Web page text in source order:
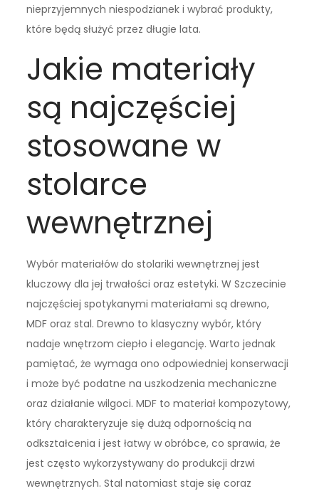
nieprzyjemnych niespodzianek i wybrać produkty,
które będą służyć przez długie lata.
Jakie materiały
są najczęściej
stosowane w
stolarce
wewnętrznej
Wybór materiałów do stolariki wewnętrznej jest
kluczowy dla jej trwałości oraz estetyki. W Szczecinie
najczęściej spotykanymi materiałami są drewno,
MDF oraz stal. Drewno to klasyczny wybór, który
nadaje wnętrzom ciepło i elegancję. Warto jednak
pamiętać, że wymaga ono odpowiedniej konserwacji
i może być podatne na uszkodzenia mechaniczne
oraz działanie wilgoci. MDF to materiał kompozytowy,
który charakteryzuje się dużą odpornością na
odkształcenia i jest łatwy w obróbce, co sprawia, że
jest często wykorzystywany do produkcji drzwi
wewnętrznych. Stal natomiast staje się coraz